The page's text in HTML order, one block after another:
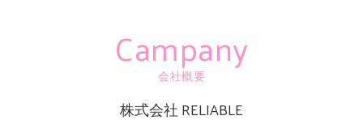
Campany
会社概要
株式会社 RELIABLE